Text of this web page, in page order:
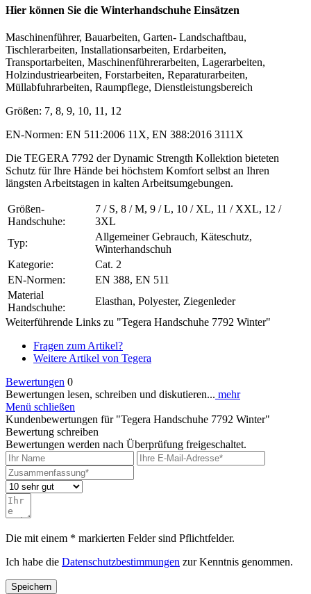
Hier können Sie die Winterhandschuhe Einsätzen
Maschinenführer, Bauarbeiten, Garten- Landschaftbau,
Tischlerarbeiten, Installationsarbeiten, Erdarbeiten,
Transportarbeiten, Maschinenführerarbeiten, Lagerarbeiten,
Holzindustriearbeiten, Forstarbeiten, Reparaturarbeiten,
Müllabfuhrarbeiten, Raumpflege, Dienstleistungsbereich
Größen: 7, 8, 9, 10, 11, 12
EN-Normen: EN 511:2006 11X, EN 388:2016 3111X
Die TEGERA 7792 der Dynamic Strength Kollektion bieteten
Schutz für Ihre Hände bei höchstem Komfort selbst an Ihren
längsten Arbeitstagen in kalten Arbeitsumgebungen.
Größen-
Handschuhe:
7 / S, 8 / M, 9 / L, 10 / XL, 11 / XXL, 12 /
3XL
Typ:
Allgemeiner Gebrauch, Käteschutz,
Winterhandschuh
Kategorie:
Cat. 2
EN-Normen:
EN 388, EN 511
Material
Handschuhe:
Elasthan, Polyester, Ziegenleder
Weiterführende Links zu "Tegera Handschuhe 7792 Winter"
Fragen zum Artikel?
Weitere Artikel von Tegera
Bewertungen 0
Bewertungen lesen, schreiben und diskutieren... mehr
Menü schließen
Kundenbewertungen für "Tegera Handschuhe 7792 Winter"
Bewertung schreiben
Bewertungen werden nach Überprüfung freigeschaltet.
Die mit einem * markierten Felder sind Pflichtfelder.
Ich habe die Datenschutzbestimmungen zur Kenntnis genommen.
Speichern